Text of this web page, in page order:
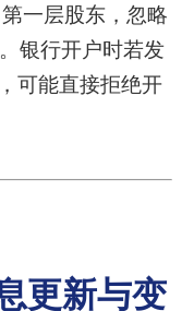
一层股东，忽略
银行开户时若发
可能直接拒绝开
更新与变